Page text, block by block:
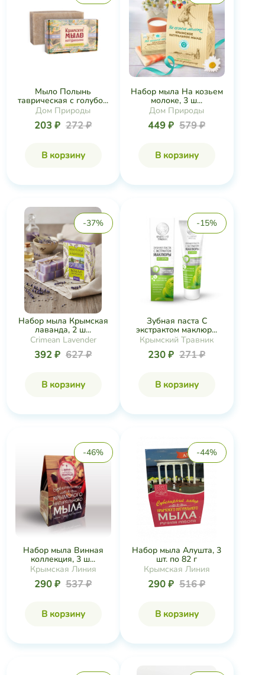
Мыло Полынь
таврическая с голубо...
Дом Природы
203 ₽ 272 ₽
В корзину
Набор мыла На козьем
молоке, 3 ш...
Дом Природы
449 ₽ 579 ₽
В корзину
-37%
Набор мыла Крымская
лаванда, 2 ш...
Crimean Lavender
392 ₽ 627 ₽
В корзину
-15%
Зубная паста С
экстрактом маклюр...
Крымский Травник
230 ₽ 271 ₽
В корзину
-46%
Набор мыла Винная
коллекция, 3 ш...
Крымская Линия
290 ₽ 537 ₽
В корзину
-44%
Набор мыла Алушта, 3
шт. по 82 г
Крымская Линия
290 ₽ 516 ₽
В корзину